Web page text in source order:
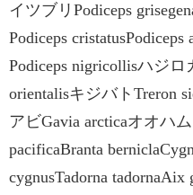
イツブリPodiceps
Podiceps
Podiceps nigricollisハジロ
orientalisキジバトTreron
アビGavia arcticaオオハ
pacificaBranta
cygnusTadorna tadornaAix